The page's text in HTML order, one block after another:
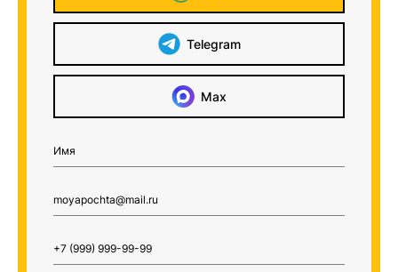
Telegram
Max